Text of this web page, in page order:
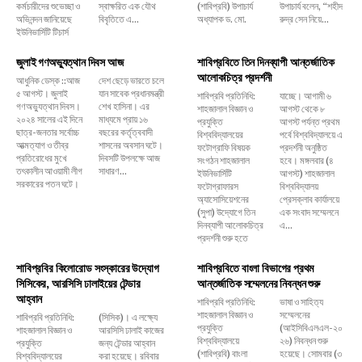
কর্মচারীদের শুভেচ্ছা ও
অভিনন্দন জানিয়েছে
ইউনিভার্সিটি টিচার্স
স্বাক্ষরিত এক যৌথ
বিবৃতিতে এ...
(শাবিপ্রবি) উপাচার্য
অধ্যাপক ড. মো.
উপাচার্য বলেন, ‌“শহীদ
রুদ্র সেন নিয়ে...
জুলাই গণঅভ্যুত্থান দিবস আজ
আধুনিক ডেস্ক ::আজ
৫ আগস্ট। জুলাই
গণঅভ্যুত্থান দিবস।
২০২৪ সালের এই দিনে
ছাত্র-জনতার সর্বোচ্চ
আত্মত্যাগ ও তীব্র
প্রতিরোধের মুখে
তৎকালীন আওয়ামী লীগ
সরকারের পতন ঘটে।
দেশ ছেড়ে ভারতে চলে
যান সাবেক প্রধানমন্ত্রী
শেখ হাসিনা। এর
মাধ্যমে প্রায় ১৬
বছরের কর্তৃত্ববাদী
শাসনের অবসান ঘটে।
দিবসটি উপলক্ষে আজ
সাধারণ...
শাবিপ্রবিতে তিন দিনব্যাপী আন্তর্জাতিক
আলোকচিত্র প্রদর্শনী
শাবিপ্রবি প্রতিনিধি:
শাহজালাল বিজ্ঞান ও
প্রযুক্তি
বিশ্ববিদ্যালয়ের
ফটোগ্রাফি বিষয়ক
সংগঠন শাহজালাল
ইউনিভার্সিটি
ফটোগ্রাফারস
অ্যাসোসিয়েশনের
(সুপা) উদ্যোগে তিন
দিনব্যাপী আলোকচিত্র
প্রদর্শনী শুরু হতে
যাচ্ছে। আগামী ৬
আগস্ট থেকে ৮
আগস্ট পর্যন্ত প্রথম
পর্বে বিশ্ববিদ্যালয়ে এ
প্রদর্শনী অনুষ্ঠিত
হবে। মঙ্গলবার (৪
আগস্ট) শাহজালাল
বিশ্ববিদ্যালয়
প্রেসক্লাব কার্যালয়ে
এক সংবাদ সম্মেলনে
এ...
শাবিপ্রবির কিলোরোড সংস্কারের উদ্যোগ
সিসিকের, আরসিসি ঢালাইয়ের টেন্ডার
আহ্বান
শাবিপ্রবি প্রতিনিধি:
শাহজালাল বিজ্ঞান ও
প্রযুক্তি
বিশ্ববিদ্যালয়ের
(সিসিক)। এ লক্ষ্যে
আরসিসি ঢালাই কাজের
জন্য টেন্ডার আহ্বান
করা হয়েছে। রবিবার
শাবিপ্রবিতে বাংলা বিভাগের প্রথম
আন্তর্জাতিক সম্মেলনের নিবন্ধন শুরু
শাবিপ্রবি প্রতিনিধি:
শাহজালাল বিজ্ঞান ও
প্রযুক্তি
বিশ্ববিদ্যালয়ে
(শাবিপ্রবি) বাংলা
ভাষা ও সাহিত্য
সম্মেলনের
(আইসিবিএলএল-২০
২৬) নিবন্ধন শুরু
হয়েছে। সোমবার (৩